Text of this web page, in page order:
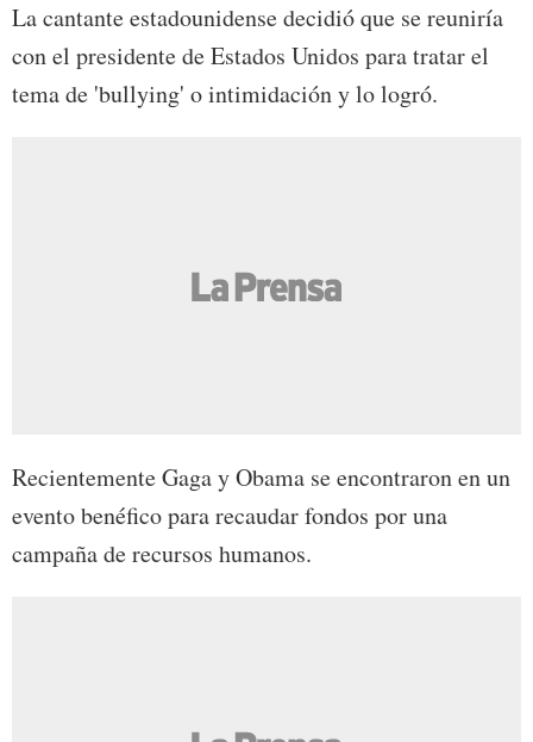
La cantante estadounidense decidió que se reuniría
con el presidente de Estados Unidos para tratar el
tema de 'bullying' o intimidación y lo logró.
Recientemente Gaga y Obama se encontraron en un
evento benéfico para recaudar fondos por una
campaña de recursos humanos.